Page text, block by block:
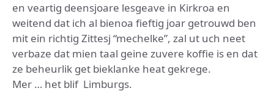
en veartig deensjoare lesgeave in Kirkroa en
weitend dat ich al bienoa fieftig joar getrouwd ben
mit ein richtig Zittesj “mechelke”, zal ut uch neet
verbaze dat mien taal geine zuvere koffie is en dat
ze beheurlik get bieklanke heat gekrege.
Mer … het blif Limburgs.